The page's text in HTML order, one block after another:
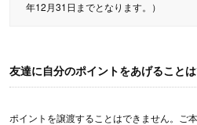
年12月31日までとなります。）
友達に自分のポイントをあげること
ポイントを譲渡することはできません。ご